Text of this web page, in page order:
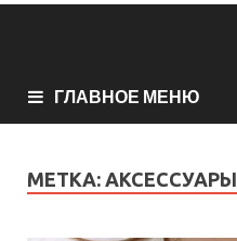
ГЛАВНОЕ МЕНЮ
МЕТКА: АКСЕССУАРЫ